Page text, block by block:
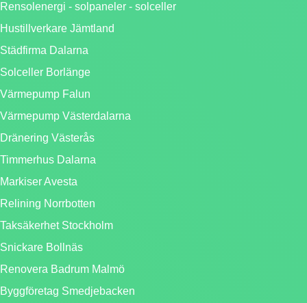
Rensolenergi - solpaneler - solceller
Hustillverkare Jämtland
Städfirma Dalarna
Solceller Borlänge
Värmepump Falun
Värmepump Västerdalarna
Dränering Västerås
Timmerhus Dalarna
Markiser Avesta
Relining Norrbotten
Taksäkerhet Stockholm
Snickare Bollnäs
Renovera Badrum Malmö
Byggföretag Smedjebacken